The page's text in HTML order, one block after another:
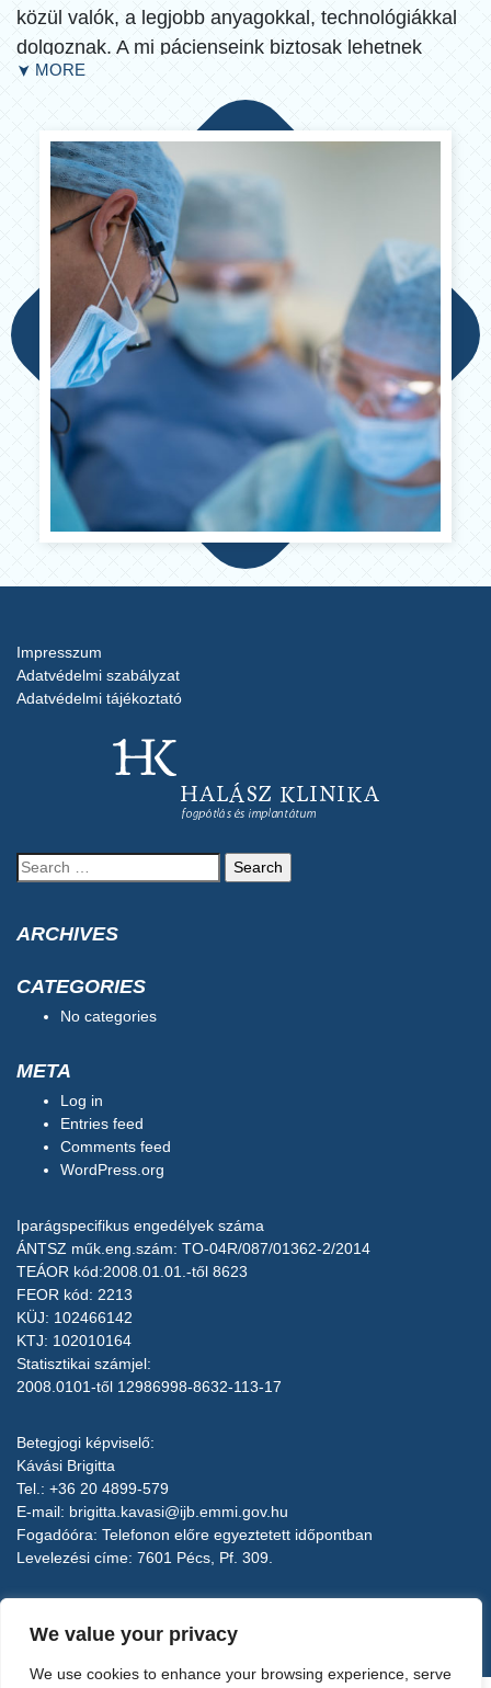
We value your privacy
We use cookies to enhance your browsing experience, serve
közül valók, a legjobb anyagokkal, technológiákkal
dolgoznak. A mi pácienseink biztosak lehetnek
benne, hogy a világon ma elérhető
legbiztonságosabb, legtartósabb megoldásokat
kapják.
Komolyabb alapbetegségek esetén aneszteziológus
felügyelete alatt tudunk biztonságosan kezelni.
Ellátásbiztonság
A legfontosabb gépekből – még ha újak is, – min.
kettő darabot tartunk. Infrastruktúránk úgy lett
megépítve, hogy központi berendezések
meghibásodása esetén egy pótberendezés lép
működésbe. Hogy távolról ideutazott pácienseink
biztosan ellátásban részesülhessenek,
fogpótlásaink a megbeszélt időre elkészülhessenek.
Az év végi ünnepeket leszámítva egész évben
nyitva vagyunk, pácienseinknek biztonságot
nyújtunk: hogy problémáikban mindig segítségükre
➤ MORE
Impresszum
Adatvédelmi szabályzat
Adatvédelmi tájékoztató
Search
for:
ARCHIVES
CATEGORIES
No categories
META
Log in
Entries feed
Comments feed
WordPress.org
Iparágspecifikus engedélyek száma
ÁNTSZ műk.eng.szám: TO-04R/087/01362-2/2014
TEÁOR kód:2008.01.01.-től 8623
FEOR kód: 2213
KÜJ: 102466142
KTJ: 102010164
Statisztikai számjel:
2008.0101-től 12986998-8632-113-17
Betegjogi képviselő:
Kávási Brigitta
Tel.: +36 20 4899-579
E-mail: brigitta.kavasi@ijb.emmi.gov.hu
Fogadóóra: Telefonon előre egyeztetett időpontban
Levelezési címe: 7601 Pécs, Pf. 309.
7100 Szekszárd, Bródy S. u. 23.
Tel.: +36 74 510 885